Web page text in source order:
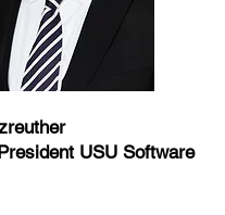
USU Software